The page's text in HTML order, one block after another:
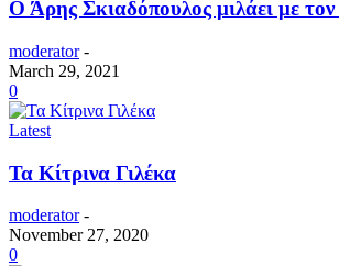
Ο Άρης Σκιαδόπουλος μιλάει με
moderator -
March 29, 2021
0
Latest
Τα Κίτρινα Γιλέκα
moderator -
November 27, 2020
0